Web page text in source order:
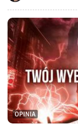
OPINIA